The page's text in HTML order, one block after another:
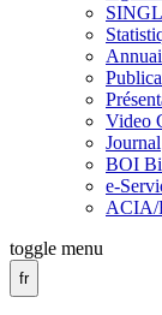
Video
Journal
BOI
e-
ACIA/
toggle menu
fr